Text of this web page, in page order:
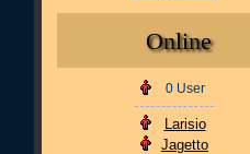
Online
0 User
Larisio
Jagetto